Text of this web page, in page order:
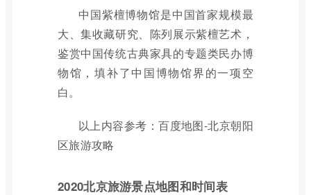
中国紫檀博物馆是中国首家规模最
大、集收藏研究、陈列展示紫檀艺术，
鉴赏中国传统古典家具的专题类民办博
物馆，填补了中国博物馆界的一项空
白。
以上内容参考：百度地图-北京朝阳
区旅游攻略
2020北京旅游景点地图和时间表